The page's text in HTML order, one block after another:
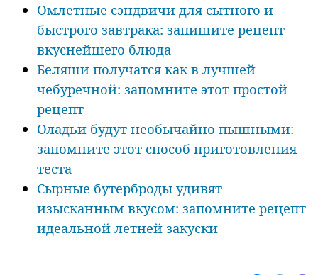
Омлетные сэндвичи для сытного и
быстрого завтрака: запишите рецепт
вкуснейшего блюда
Беляши получатся как в лучшей
чебуречной: запомните этот простой
рецепт
Оладьи будут необычайно пышными:
запомните этот способ приготовления
теста
Сырные бутерброды удивят
изысканным вкусом: запомните рецепт
идеальной летней закуски